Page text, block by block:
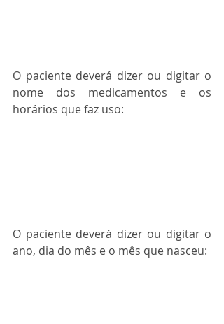
O paciente deverá dizer ou digitar o
nome dos medicamentos e os
horários que faz uso:
O paciente deverá dizer ou digitar o
ano, dia do mês e o mês que nasceu: